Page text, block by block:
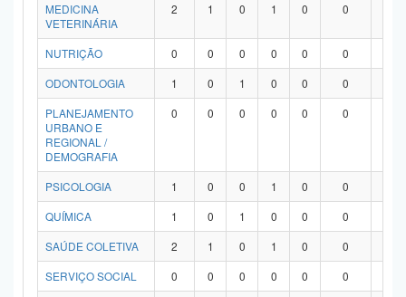
MEDICINA
VETERINÁRIA
2 1 0 1 0 0
NUTRIÇÃO 0 0 0 0 0 0
ODONTOLOGIA
1 0 1 0 0 0
PLANEJAMENTO
URBANO E
REGIONAL /
DEMOGRAFIA
0 0 0 0 0 0
PSICOLOGIA 1 0 0 1 0 0
QUÍMICA
1 0 1 0 0 0
SAÚDE COLETIVA
2 1 0 1 0 0
SERVIÇO SOCIAL
0 0 0 0 0 0